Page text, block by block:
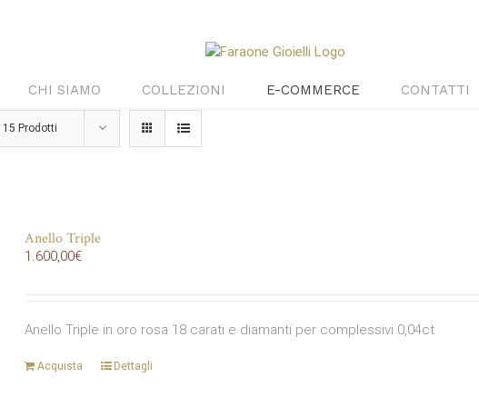
CHI SIAMO COLLEZIONI E-COMMERCE CONTATTI
15 Prodotti
Anello Triple
1.600,00€
Anello Triple in oro rosa 18 carati e diamanti per complessivi 0,04ct
Acquista Dettagli